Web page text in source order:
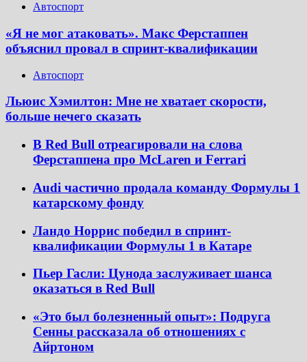
Автоспорт
«Я не мог атаковать». Макс Ферстаппен
объяснил провал в спринт-квалификации
Автоспорт
Льюис Хэмилтон: Мне не хватает скорости,
больше нечего сказать
В Red Bull отреагировали на слова
Ферстаппена про McLaren и Ferrari
Audi частично продала команду Формулы 1
катарскому фонду
Ландо Норрис победил в спринт-
квалификации Формулы 1 в Катаре
Пьер Гасли: Цунода заслуживает шанса
оказаться в Red Bull
«Это был болезненный опыт»: Подруга
Сенны рассказала об отношениях с
Айртоном